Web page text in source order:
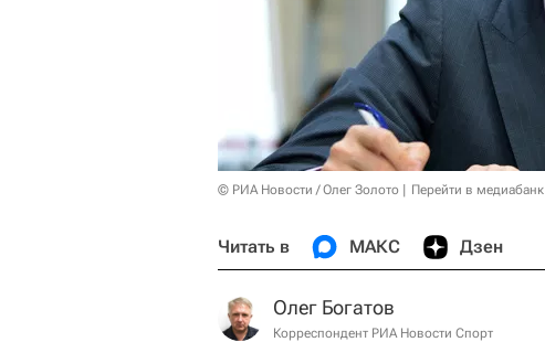
© РИА Новости / Олег Золото Перейти в медиабанк
Читать в МАКС Дзен
Олег Богатов
Корреспондент РИА Новости Спорт